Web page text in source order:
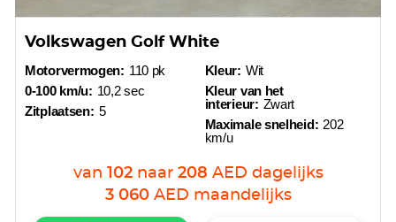
Volkswagen Golf White
Motorvermogen: 110 pk
0-100 km/u: 10,2 sec
Zitplaatsen: 5
Kleur: Wit
Kleur van het
interieur: Zwart
Maximale snelheid: 202
km/u
van 102 naar 208 AED dagelijks
3 060 AED maandelijks